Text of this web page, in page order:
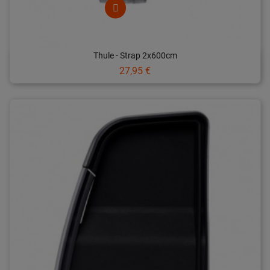
Thule - Strap 2x600cm
Prix
27,95 €